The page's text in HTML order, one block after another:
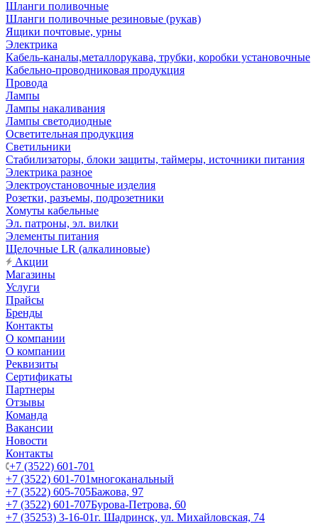
Шланги поливочные
Шланги поливочные резиновые (рукав)
Ящики почтовые, урны
Электрика
Кабель-каналы,металлорукава, трубки, коробки установочные
Кабельно-проводниковая продукция
Провода
Лампы
Лампы накаливания
Лампы светодиодные
Осветительная продукция
Светильники
Стабилизаторы, блоки защиты, таймеры, источники питания
Электрика разное
Электроустановочные изделия
Розетки, разъемы, подрозетники
Хомуты кабельные
Эл. патроны, эл. вилки
Элементы питания
Щелочные LR (алкалиновые)
Акции
Магазины
Услуги
Прайсы
Бренды
Контакты
О компании
О компании
Реквизиты
Сертификаты
Партнеры
Отзывы
Команда
Вакансии
Новости
Контакты
+7 (3522) 601-701
+7 (3522) 601-701многоканальный
+7 (3522) 605-705Бажова, 97
+7 (3522) 601-707Бурова-Петрова, 60
+7 (35253) 3-16-01г. Шадринск, ул. Михайловская, 74